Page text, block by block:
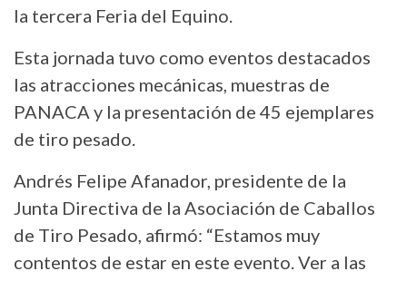
la tercera Feria del Equino.
Esta jornada tuvo como eventos destacados
las atracciones mecánicas, muestras de
PANACA y la presentación de 45 ejemplares
de tiro pesado.
Andrés Felipe Afanador, presidente de la
Junta Directiva de la Asociación de Caballos
de Tiro Pesado, afirmó: “Estamos muy
contentos de estar en este evento. Ver a las